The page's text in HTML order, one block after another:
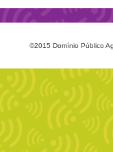
©2015 Domínio Público